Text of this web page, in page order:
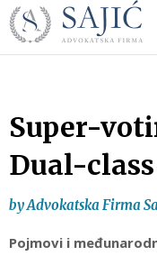
Skip
to
content
Super-
Dual-
byAdvokatska Firma
Pojmovi i